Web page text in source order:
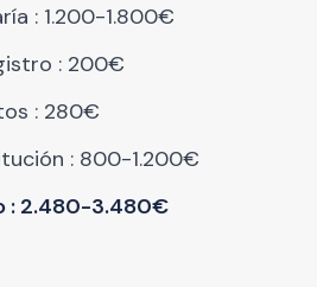
: 1.200-1.800€
: 200€
: 280€
: 800-1.200€
: 2.480-3.480€